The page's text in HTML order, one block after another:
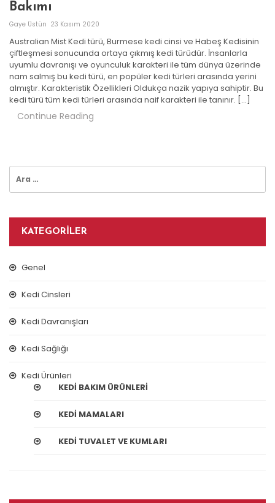
Bakımı
Gaye Üstün 23 Kasım 2020
Australian Mist Kedi türü, Burmese kedi cinsi ve Habeş Kedisinin
çiftleşmesi sonucunda ortaya çıkmış kedi türüdür. İnsanlarla
uyumlu davranışı ve oyunculuk karakteri ile tüm dünya üzerinde
nam salmış bu kedi türü, en popüler kedi türleri arasında yerini
almıştır. Karakteristik Özellikleri Oldukça nazik yapıya sahiptir. Bu
kedi türü tüm kedi türleri arasında naif karakteri ile tanınır. […]
Continue Reading
KATEGORILER
Genel
Kedi Cinsleri
Kedi Davranışları
Kedi Sağlığı
Kedi Ürünleri
KEDI BAKIM ÜRÜNLERI
KEDI MAMALARI
KEDI TUVALET VE KUMLARI